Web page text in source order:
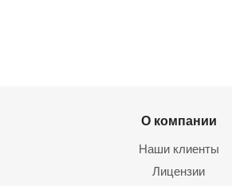
О компании
Наши клиенты
Лицензии